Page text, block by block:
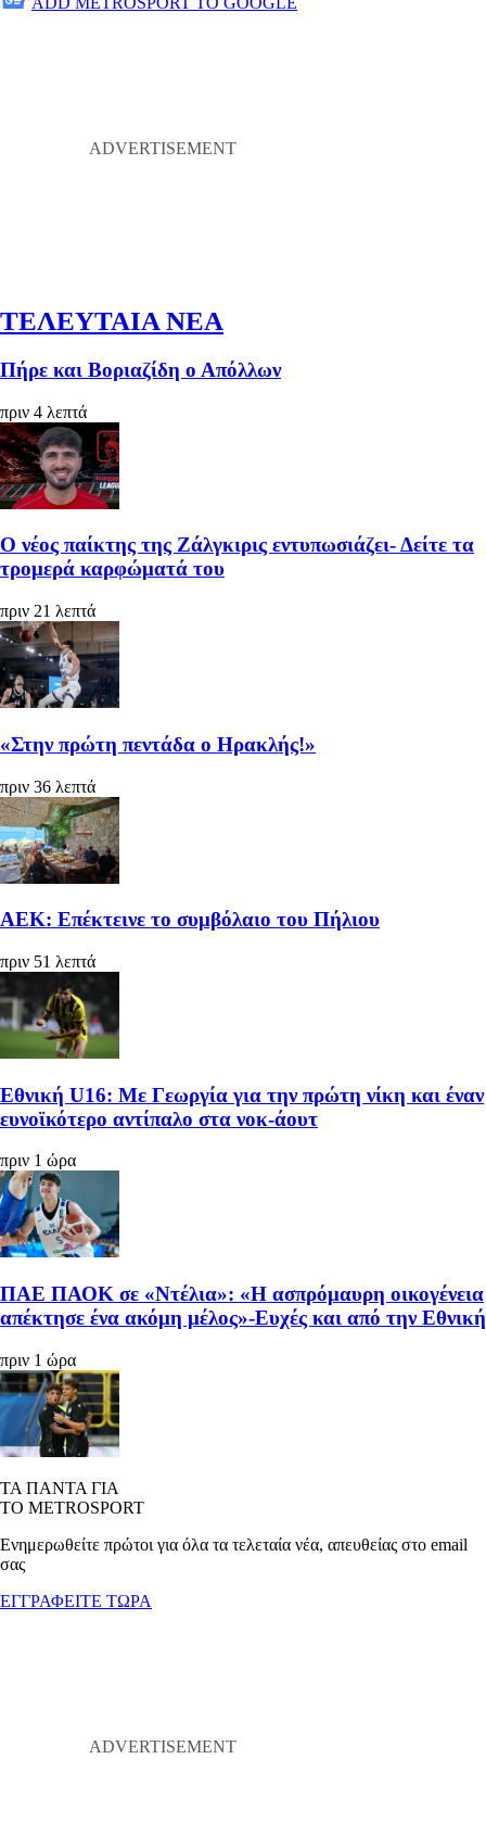
ΤΕΛΕΥΤΑΙΑ ΝΕΑ
Πήρε και Βοριαζίδη ο Απόλλων
πριν 4 λεπτά
Ο νέος παίκτης της Ζάλγκιρις εντυπωσιάζει- Δείτε τα
τρομερά καρφώματά του
πριν 21 λεπτά
«Στην πρώτη πεντάδα ο Ηρακλής!»
πριν 36 λεπτά
ΑΕΚ: Επέκτεινε το συμβόλαιο του Πήλιου
πριν 51 λεπτά
Εθνική U16: Με Γεωργία για την πρώτη νίκη και έναν
ευνοϊκότερο αντίπαλο στα νοκ-άουτ
πριν 1 ώρα
ΠΑΕ ΠΑΟΚ σε «Ντέλια»: «Η ασπρόμαυρη οικογένεια
απέκτησε ένα ακόμη μέλος»-Ευχές και από την Εθνική
πριν 1 ώρα
ΤΑ ΠΑΝΤΑ ΓΙΑ
ΤΟ METROSPORT
Ενημερωθείτε πρώτοι για όλα τα τελεταία νέα, απευθείας στο email
σας
ΕΓΓΡΑΦΕΙΤΕ ΤΩΡΑ